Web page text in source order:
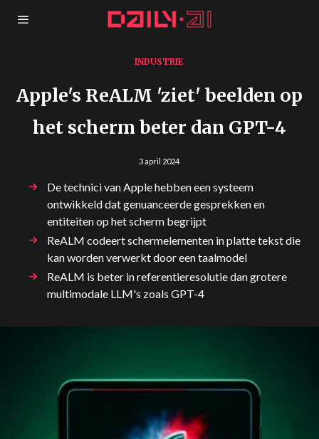
INDUSTRIE
Apple's ReALM 'ziet' beelden op
het scherm beter dan GPT-4
3 april 2024
De technici van Apple hebben een systeem
ontwikkeld dat genuanceerde gesprekken en
entiteiten op het scherm begrijpt
ReALM codeert schermelementen in platte tekst die
kan worden verwerkt door een taalmodel
ReALM is beter in referentieresolutie dan grotere
multimodale LLM's zoals GPT-4